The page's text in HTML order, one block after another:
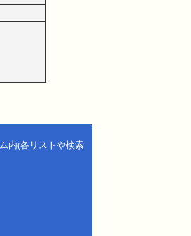
内(各リストや検索